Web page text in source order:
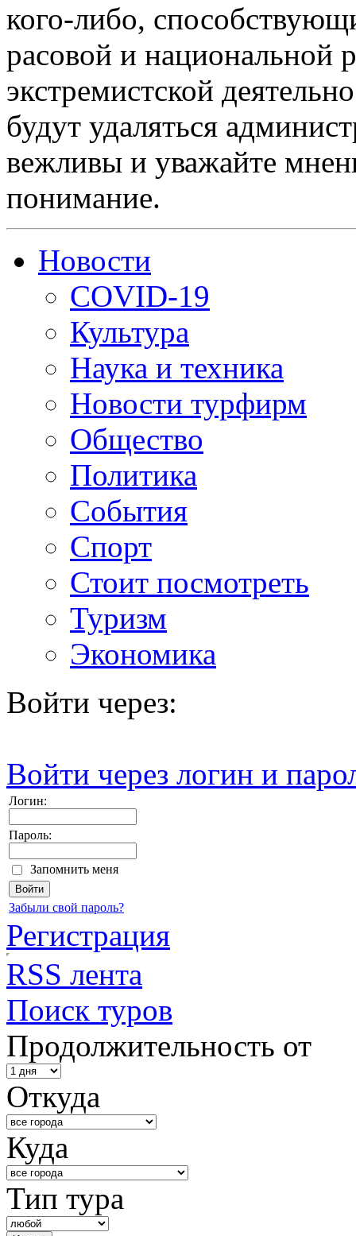
кого-либо,
расовой и национальной
экстремистской
будут удаляться
вежливы и уважайте
понимание.
Новости
COVID-19
Культура
Наука и техника
Новости турфирм
Общество
Политика
События
Спорт
Стоит посмотреть
Туризм
Экономика
Войти через:
Войти через логин и
Логин:
Пароль:
Запомнить меня
Забыли свой пароль?
Регистрация
RSS лента
Поиск туров
Продолжительность от
Откуда
Куда
Тип тура